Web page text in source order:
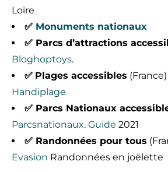
Loire
✅ Monuments nationaux
✅ Parcs d’attractions
Bloghoptoys.
✅ Plages accessibles (France)
Handiplage
✅ Parcs Nationaux
Parcsnationaux. Guide 2021
✅ Randonnées pour tous
Evasion Randonnées en joëlette